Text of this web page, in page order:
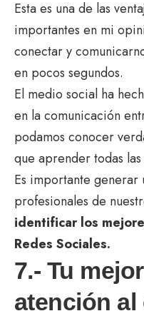
Esta es una de las
importantes en mi
conectar y
en pocos segundos.
El medio social ha
en la comunicación
podamos conocer
que aprender todas las
Es importante generar
profesionales de
identificar los
Redes Sociales.
7.- Tu
atención al